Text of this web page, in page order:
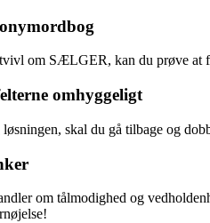
om SÆLGER, kan du prøve at
omhyggeligt
skal du gå tilbage og
om tålmodighed og